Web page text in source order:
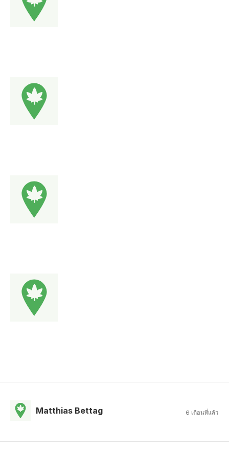
Matthias Bettag 6 เดือนที่แล้ว